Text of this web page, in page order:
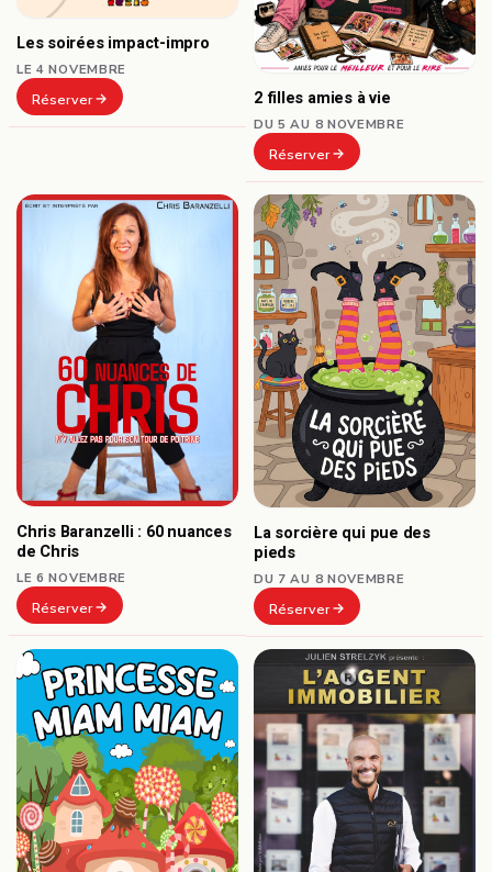
Les soirées impact-impro
LE 4 NOVEMBRE
Réserver 2 filles amies à vie
DU 5 AU 8 NOVEMBRE
Réserver
Chris Baranzelli : 60 nuances
de Chris
LE 6 NOVEMBRE
Réserver
La sorcière qui pue des
pieds
DU 7 AU 8 NOVEMBRE
Réserver